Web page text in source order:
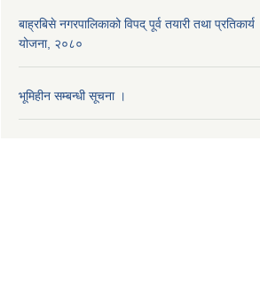
बाह्रबिसे नगरपालिकाको विपद् पूर्व तयारी तथा प्रतिकार्य
योजना, २०८०
भूमिहीन सम्बन्धी सूचना ।